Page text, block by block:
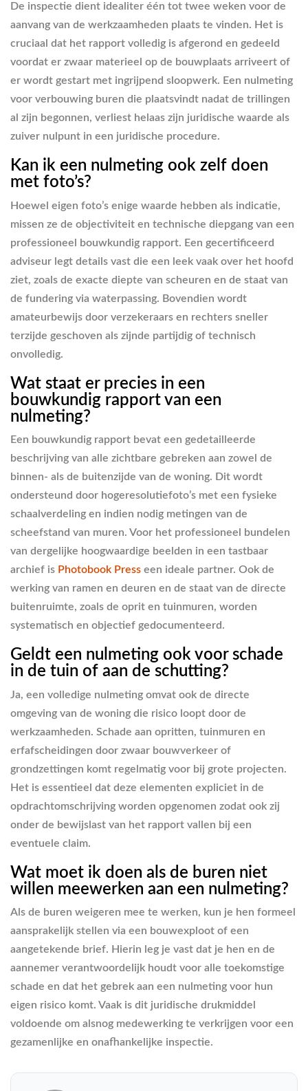
De inspectie dient idealiter één tot twee weken voor de
aanvang van de werkzaamheden plaats te vinden. Het is
cruciaal dat het rapport volledig is afgerond en gedeeld
voordat er zwaar materieel op de bouwplaats arriveert of
er wordt gestart met ingrijpend sloopwerk. Een nulmeting
voor verbouwing buren die plaatsvindt nadat de trillingen
al zijn begonnen, verliest helaas zijn juridische waarde als
zuiver nulpunt in een juridische procedure.
Kan ik een nulmeting ook zelf doen
met foto’s?
Hoewel eigen foto’s enige waarde hebben als indicatie,
missen ze de objectiviteit en technische diepgang van een
professioneel bouwkundig rapport. Een gecertificeerd
adviseur legt details vast die een leek vaak over het hoofd
ziet, zoals de exacte diepte van scheuren en de staat van
de fundering via waterpassing. Bovendien wordt
amateurbewijs door verzekeraars en rechters sneller
terzijde geschoven als zijnde partijdig of technisch
onvolledig.
Wat staat er precies in een
bouwkundig rapport van een
nulmeting?
Een bouwkundig rapport bevat een gedetailleerde
beschrijving van alle zichtbare gebreken aan zowel de
binnen- als de buitenzijde van de woning. Dit wordt
ondersteund door hogeresolutiefoto’s met een fysieke
schaalverdeling en indien nodig metingen van de
scheefstand van muren. Voor het professioneel bundelen
van dergelijke hoogwaardige beelden in een tastbaar
archief is Photobook Press een ideale partner. Ook de
werking van ramen en deuren en de staat van de directe
buitenruimte, zoals de oprit en tuinmuren, worden
systematisch en objectief gedocumenteerd.
Geldt een nulmeting ook voor schade
in de tuin of aan de schutting?
Ja, een volledige nulmeting omvat ook de directe
omgeving van de woning die risico loopt door de
werkzaamheden. Schade aan opritten, tuinmuren en
erfafscheidingen door zwaar bouwverkeer of
grondzettingen komt regelmatig voor bij grote projecten.
Het is essentieel dat deze elementen expliciet in de
opdrachtomschrijving worden opgenomen zodat ook zij
onder de bewijslast van het rapport vallen bij een
eventuele claim.
Wat moet ik doen als de buren niet
willen meewerken aan een nulmeting?
Als de buren weigeren mee te werken, kun je hen formeel
aansprakelijk stellen via een bouwexploot of een
aangetekende brief. Hierin leg je vast dat je hen en de
aannemer verantwoordelijk houdt voor alle toekomstige
schade en dat het gebrek aan een nulmeting voor hun
eigen risico komt. Vaak is dit juridische drukmiddel
voldoende om alsnog medewerking te verkrijgen voor een
gezamenlijke en onafhankelijke inspectie.